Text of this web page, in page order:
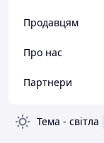
Продавцям
Про нас
Партнери
Тема - світла